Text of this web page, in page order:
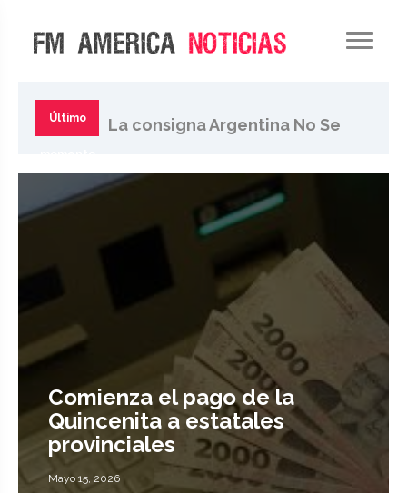
Último
La consigna Argentina No Se
sociedad
Gobierno, movilizan al
Comienza el pago de la
Quincenita a estatales
provinciales
Mayo 15, 2026